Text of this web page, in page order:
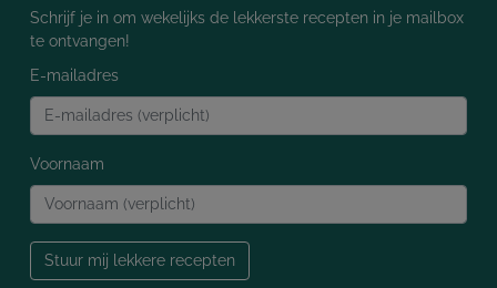
Schrijf je in om wekelijks de lekkerste recepten in je mailbox
te ontvangen!
E-mailadres
Voornaam
Stuur mij lekkere recepten